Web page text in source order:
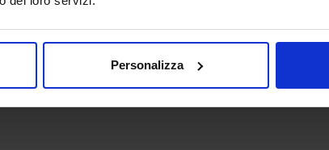
Personalizza